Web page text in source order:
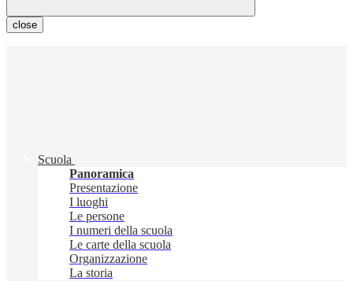
close
Scuola
Panoramica
Presentazione
I luoghi
Le persone
I numeri della scuola
Le carte della scuola
Organizzazione
La storia